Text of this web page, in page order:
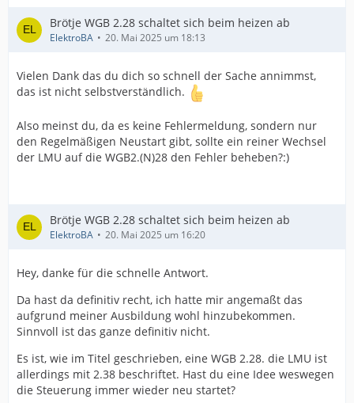
Brötje WGB 2.28 schaltet sich beim heizen ab
ElektroBA 20. Mai 2025 um 18:13
Vielen Dank das du dich so schnell der Sache annimmst,
das ist nicht selbstverständlich.
Also meinst du, da es keine Fehlermeldung, sondern nur
den Regelmäßigen Neustart gibt, sollte ein reiner Wechsel
der LMU auf die WGB2.(N)28 den Fehler beheben?:)
Brötje WGB 2.28 schaltet sich beim heizen ab
ElektroBA 20. Mai 2025 um 16:20
Hey, danke für die schnelle Antwort.
Da hast da definitiv recht, ich hatte mir angemaßt das
aufgrund meiner Ausbildung wohl hinzubekommen.
Sinnvoll ist das ganze definitiv nicht.
Es ist, wie im Titel geschrieben, eine WGB 2.28. die LMU ist
allerdings mit 2.38 beschriftet. Hast du eine Idee weswegen
die Steuerung immer wieder neu startet?